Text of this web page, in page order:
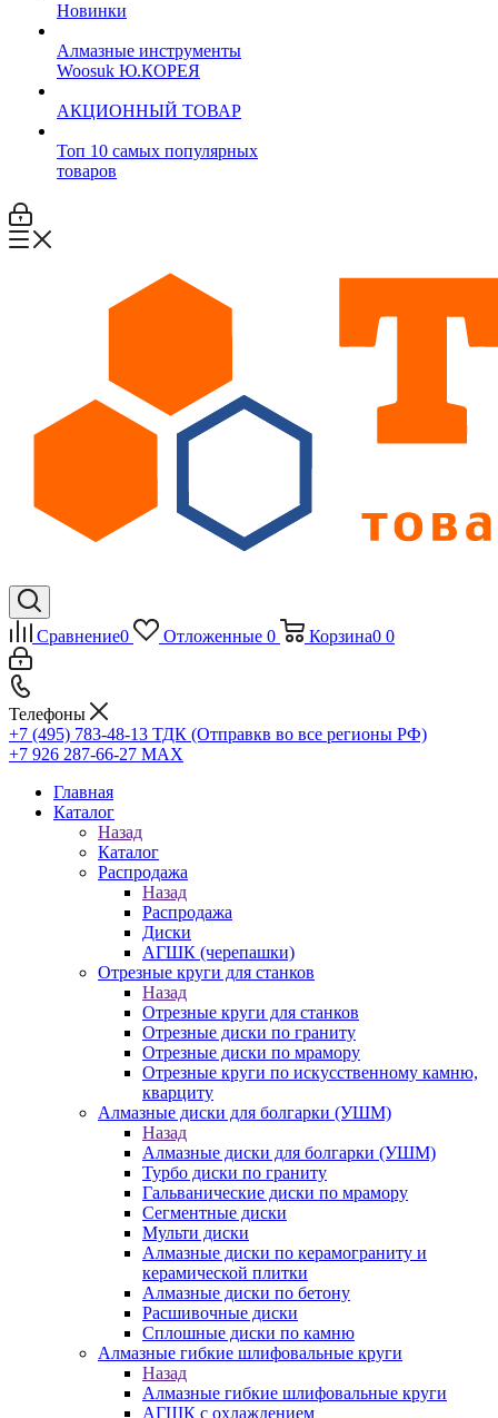
Новинки
Алмазные инструменты
Woosuk Ю.КОРЕЯ
АКЦИОННЫЙ ТОВАР
Топ 10 самых популярных
товаров
Сравнение0 Отложенные 0 Корзина0 0
Телефоны
+7 (495) 783-48-13 ТДК (Отправкв во все регионы РФ)
+7 926 287-66-27 МАХ
Главная
Каталог
Назад
Каталог
Распродажа
Назад
Распродажа
Диски
АГШК (черепашки)
Отрезные круги для станков
Назад
Отрезные круги для станков
Отрезные диски по граниту
Отрезные диски по мрамору
Отрезные круги по искусственному камню,
кварциту
Алмазные диски для болгарки (УШМ)
Назад
Алмазные диски для болгарки (УШМ)
Турбо диски по граниту
Гальванические диски по мрамору
Сегментные диски
Мульти диски
Алмазные диски по керамограниту и
керамической плитки
Алмазные диски по бетону
Расшивочные диски
Сплошные диски по камню
Алмазные гибкие шлифовальные круги
Назад
Алмазные гибкие шлифовальные круги
АГШК с охлаждением